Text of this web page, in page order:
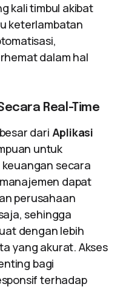
kali timbul akibat
keterlambatan
dalam hal
Real-Time
dari Aplikasi
untuk
secara
dapat
perusahaan
sehingga
dengan lebih
yang akurat. Akses
bagi
terhadap